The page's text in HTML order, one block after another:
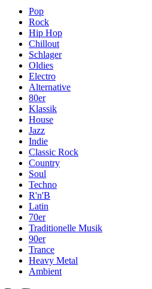
Pop
Rock
Hip Hop
Chillout
Schlager
Oldies
Electro
Alternative
80er
Klassik
House
Jazz
Indie
Classic Rock
Country
Soul
Techno
R'n'B
Latin
70er
Traditionelle Musik
90er
Trance
Heavy Metal
Ambient